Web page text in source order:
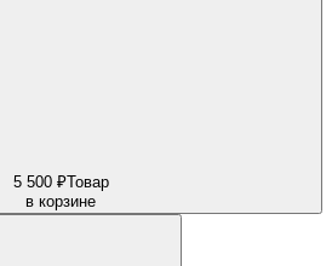
5 500 ₽Товар
в корзине